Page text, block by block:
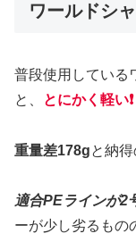
ワールドシ
普段使用している
と、
とにかく軽い❗️
重量差178gと納得
適合PEラインが2
ーが少し劣るもの